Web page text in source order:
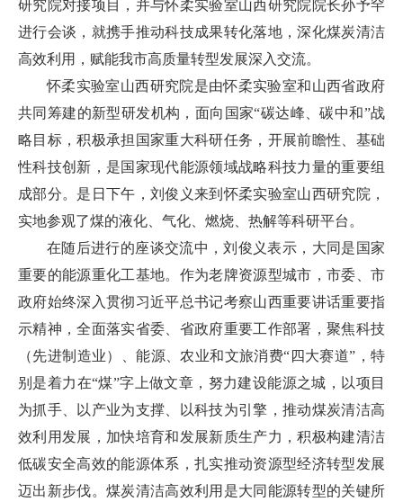
研究院对接项目，并与怀柔实验室山西研究院院长孙予罕
进行会谈，就携手推动科技成果转化落地，深化煤炭清洁
高效利用，赋能我市高质量转型发展深入交流。
怀柔实验室山西研究院是由怀柔实验室和山西省政府
共同筹建的新型研发机构，面向国家“碳达峰、碳中和”战
略目标，积极承担国家重大科研任务，开展前瞻性、基础
性科技创新，是国家现代能源领域战略科技力量的重要组
成部分。是日下午，刘俊义来到怀柔实验室山西研究院，
实地参观了煤的液化、气化、燃烧、热解等科研平台。
在随后进行的座谈交流中，刘俊义表示，大同是国家
重要的能源重化工基地。作为老牌资源型城市，市委、市
政府始终深入贯彻习近平总书记考察山西重要讲话重要指
示精神，全面落实省委、省政府重要工作部署，聚焦科技
（先进制造业）、能源、农业和文旅消费“四大赛道”，特
别是着力在“煤”字上做文章，努力建设能源之城，以项目
为抓手、以产业为支撑、以科技为引擎，推动煤炭清洁高
效利用发展，加快培育和发展新质生产力，积极构建清洁
低碳安全高效的能源体系，扎实推动资源型经济转型发展
迈出新步伐。煤炭清洁高效利用是大同能源转型的关键所